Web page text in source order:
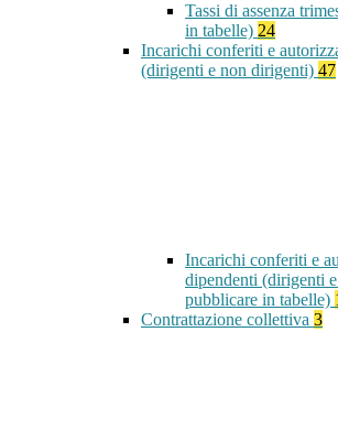
Tassi di assenza
in tabelle) 24
Incarichi conferiti e
(dirigenti e non dirigenti) 47
Incarichi conferiti e
dipendenti (dirigenti
pubblicare in tabelle)
Contrattazione collettiva 3